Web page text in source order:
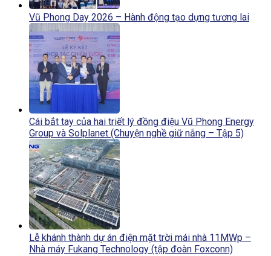
Vũ Phong Day 2026 – Hành động tạo dựng tương lai
Cái bắt tay của hai triết lý đồng điệu Vũ Phong Energy
Group và Solplanet (Chuyện nghề giữ nắng – Tập 5)
Lễ khánh thành dự án điện mặt trời mái nhà 11MWp –
Nhà máy Fukang Technology (tập đoàn Foxconn)